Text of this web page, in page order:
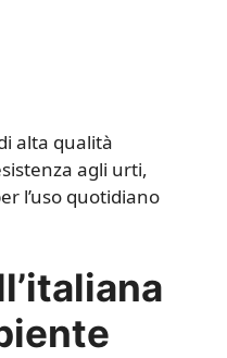
alta qualità
agli urti,
l’uso quotidiano